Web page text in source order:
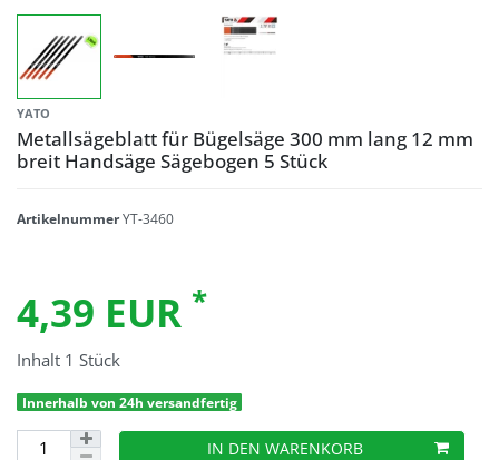
YATO
Metallsägeblatt für Bügelsäge 300 mm lang 12 mm
breit Handsäge Sägebogen 5 Stück
ArtikelnummerYT-3460
4,39 EUR *
Inhalt 1 Stück
Innerhalb von 24h versandfertig
IN DEN WARENKORB